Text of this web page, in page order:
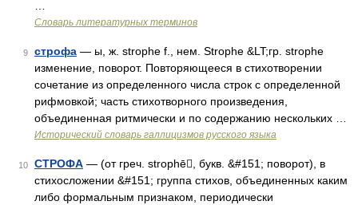
Словарь литературных терминов
9 строфа — ы, ж. strophe f., нем. Strophe &LT;гр. strophe
изменение, поворот. Повторяющееся в стихотворении
сочетание из определенного числа строк с определенной
рифмовкой; часть стихотворного произведения,
объединенная ритмически и по содержанию нескольких …
Исторический словарь галлицизмов русского языка
10 СТРОФА — (от греч. strophē, букв. &#151; поворот), в
стихосложении &#151; группа стихов, объединенных каким
либо формальным признаком, периодически